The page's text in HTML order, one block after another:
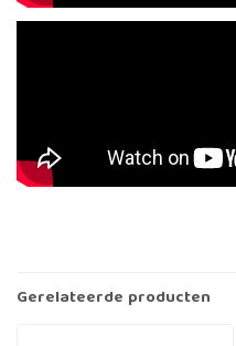
Gerelateerde producten